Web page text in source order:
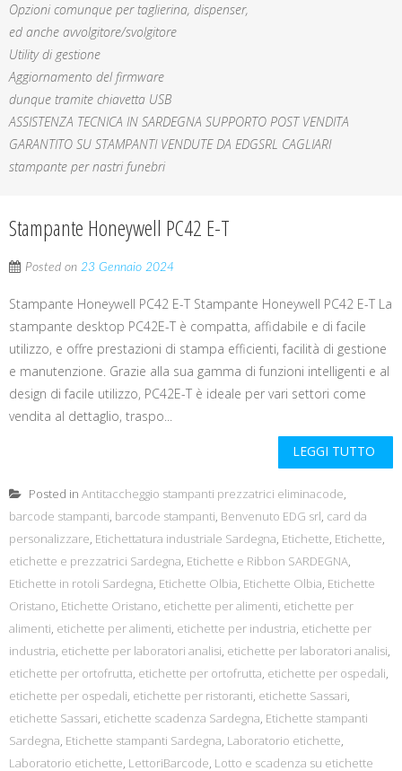
Opzioni comunque per taglierina, dispenser,
ed anche avvolgitore/svolgitore
Utility di gestione
Aggiornamento del firmware
dunque tramite chiavetta USB
ASSISTENZA TECNICA IN SARDEGNA SUPPORTO POST VENDITA
GARANTITO SU STAMPANTI VENDUTE DA EDGSRL CAGLIARI
stampante per nastri funebri
Stampante Honeywell PC42 E-T
Posted on 23 Gennaio 2024
Stampante Honeywell PC42 E-T Stampante Honeywell PC42 E-T La
stampante desktop PC42E-T è compatta, affidabile e di facile
utilizzo, e offre prestazioni di stampa efficienti, facilità di gestione
e manutenzione. Grazie alla sua gamma di funzioni intelligenti e al
design di facile utilizzo, PC42E-T è ideale per vari settori come
vendita al dettaglio, traspo...
LEGGI TUTTO
Posted in Antitaccheggio stampanti prezzatrici eliminacode,
barcode stampanti, barcode stampanti, Benvenuto EDG srl, card da
personalizzare, Etichettatura industriale Sardegna, Etichette, Etichette,
etichette e prezzatrici Sardegna, Etichette e Ribbon SARDEGNA,
Etichette in rotoli Sardegna, Etichette Olbia, Etichette Olbia, Etichette
Oristano, Etichette Oristano, etichette per alimenti, etichette per
alimenti, etichette per alimenti, etichette per industria, etichette per
industria, etichette per laboratori analisi, etichette per laboratori analisi,
etichette per ortofrutta, etichette per ortofrutta, etichette per ospedali,
etichette per ospedali, etichette per ristoranti, etichette Sassari,
etichette Sassari, etichette scadenza Sardegna, Etichette stampanti
Sardegna, Etichette stampanti Sardegna, Laboratorio etichette,
Laboratorio etichette, LettoriBarcode, Lotto e scadenza su etichette